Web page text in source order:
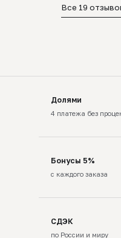
Все 19
Долями
4 платежа без
Бонусы 5%
с каждого заказа
СДЭК
по России и миру